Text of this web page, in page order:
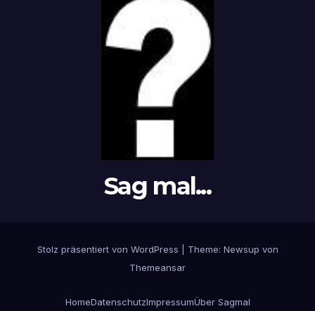
Sag mal...
Stolz präsentiert von WordPress
Theme: Newsup von
Themeansar
HomeDatenschutzImpressumÜber Sagmal